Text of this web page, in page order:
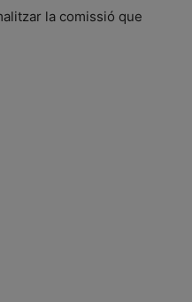
la comissió que